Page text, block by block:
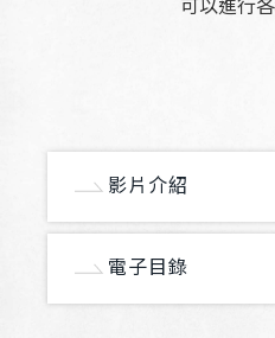
可以進行
影片介紹
電子目錄